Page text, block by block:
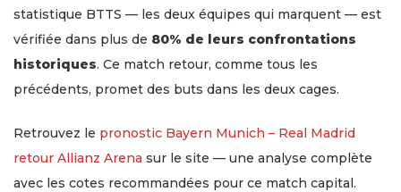
statistique BTTS — les deux équipes qui marquent — est
vérifiée dans plus de 80% de leurs confrontations
historiques. Ce match retour, comme tous les
précédents, promet des buts dans les deux cages.
Retrouvez le pronostic Bayern Munich – Real Madrid
retour Allianz Arena sur le site — une analyse complète
avec les cotes recommandées pour ce match capital.